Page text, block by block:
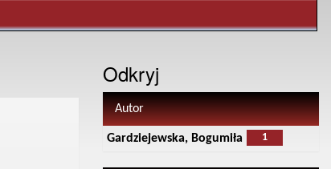
Odkryj
Autor
1
Gardziejewska, Bogumiła